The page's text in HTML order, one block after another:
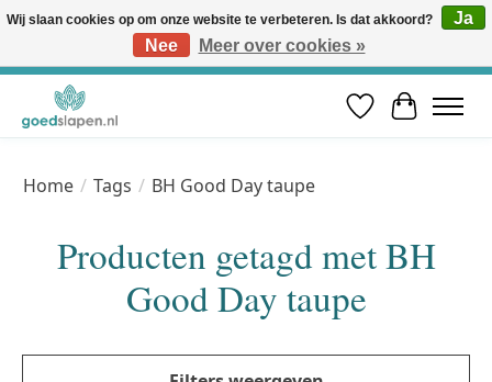
Vóór 12u besteld, volgende werkdag in huis* | Gratis verzending vanaf €50 | Professioneel slaapadvies
Verlanglijst
Home / Tags / BH Good Day taupe
Producten getagd met BH
Good Day taupe
Wij slaan cookies op om onze website te verbeteren. Is dat akkoord?
Ja
Nee
Meer over cookies »